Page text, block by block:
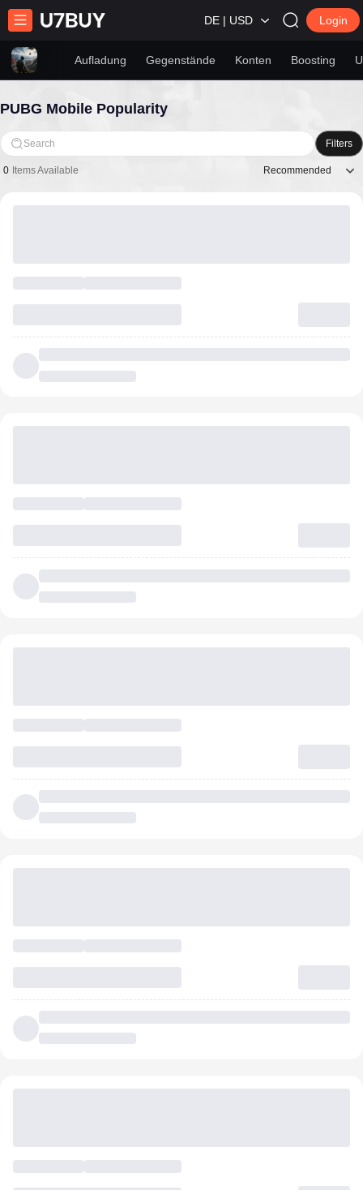
DE | USD Login
Aufladung Gegenstände Konten Boosting
PUBG Mobile Popularity
Search Filters
0 Items Available Recommended